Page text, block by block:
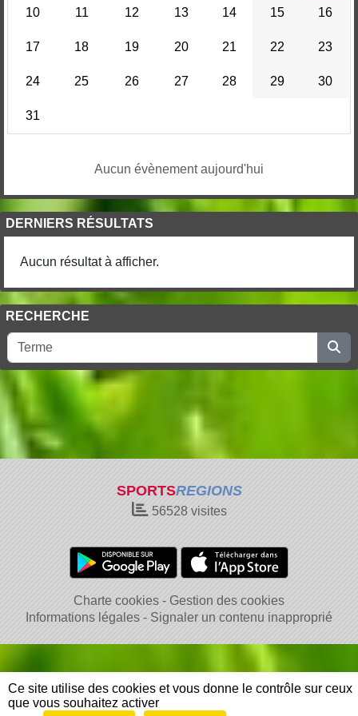
10 11 12 13 14 15 16
17 18 19 20 21 22 23
24 25 26 27 28 29 30
31
Aucun évènement aujourd'hui
DERNIERS RÉSULTATS
Aucun résultat à afficher.
RECHERCHE
SPORTSREGIONS
56528visites
Charte cookies
Gestion des cookies
Informations légales
Signaler un contenu inapproprié
Ce site utilise des cookies et vous donne le contrôle sur ceux
que vous souhaitez activer